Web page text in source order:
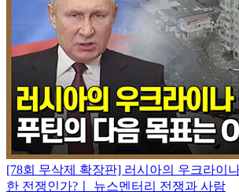
[78회 무삭제 확장판] 러시아의 우크라이
한 전쟁인가?ㅣ 뉴스멘터리 전쟁과 사람